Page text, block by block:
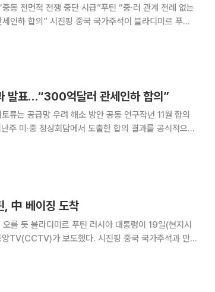
동 전면적 전쟁 중단 시급”푸틴 “중·러 관계 전례 없는
인하 합의” 시진핑 중국 국가주석이 블라디미르 푸틴
아와 반서방 공조
발표…“300억달러 관세인하 합의”
류는 공급망 우려 해소 방안 공동 연구작년 11월 합의
한국 서
, 中 베이징 도착
19일(현지시
TV(CCTV)가 보도했다. 시진핑 중국 국가주석과 만
빈으로서의 방